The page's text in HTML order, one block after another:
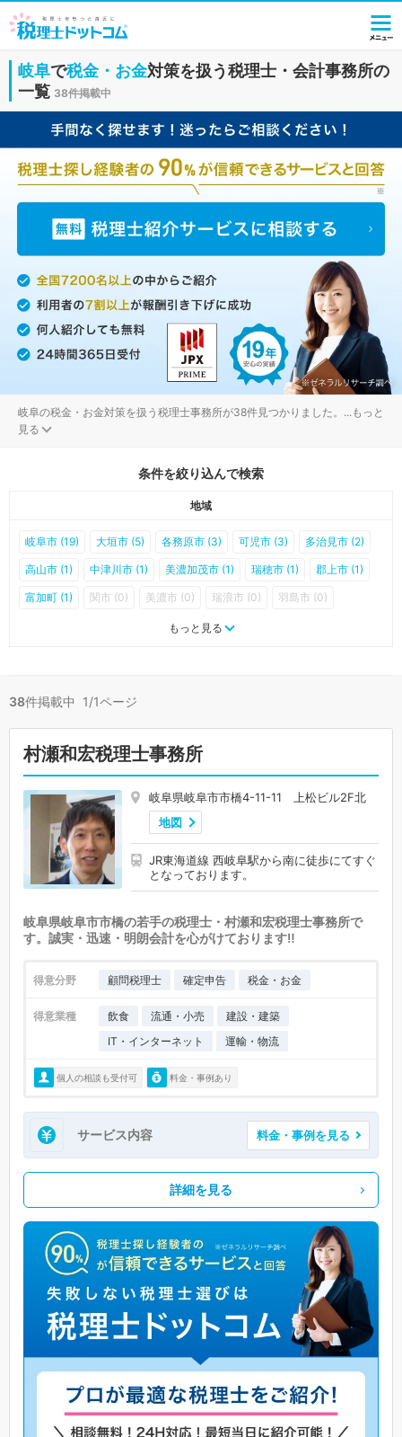
岐阜で税金・お金対策を扱う税理士・会計事務所の
一覧 38件掲載中
岐阜の税金・お金対策を扱う税理士事務所が38件見つかりました。 ...もっと
見る
条件を絞り込んで検索
地域
岐阜市 (19) 大垣市 (5) 各務原市 (3) 可児市 (3) 多治見市 (2)
高山市 (1) 中津川市 (1) 美濃加茂市 (1) 瑞穂市 (1) 郡上市 (1)
富加町 (1) 関市 (0) 美濃市 (0) 瑞浪市 (0) 羽島市 (0)
山県市 (0) 飛騨市 (0)
揖斐川町 (0) 大野町 (0)
御嵩町 (0) 白川村 (0)
もっと見る
38件掲載中 1/1ページ
村瀬和宏税理士事務所
岐阜県岐阜市市橋4-11-11 上松ビル2F北
地図
JR東海道線 西岐阜駅から南に徒歩にてすぐ
となっております。
岐阜県岐阜市市橋の若手の税理士・村瀬和宏税理士事務所で
す。誠実・迅速・明朗会計を心がけております‼
得意分野 顧問税理士 確定申告 税金・お金
得意業種 飲食 流通・小売
建設・建築
IT・インターネット
運輸・物流
個人の相談も受付可 料金・事例あり
サービス内容 料金・事例を見る
詳細を見る